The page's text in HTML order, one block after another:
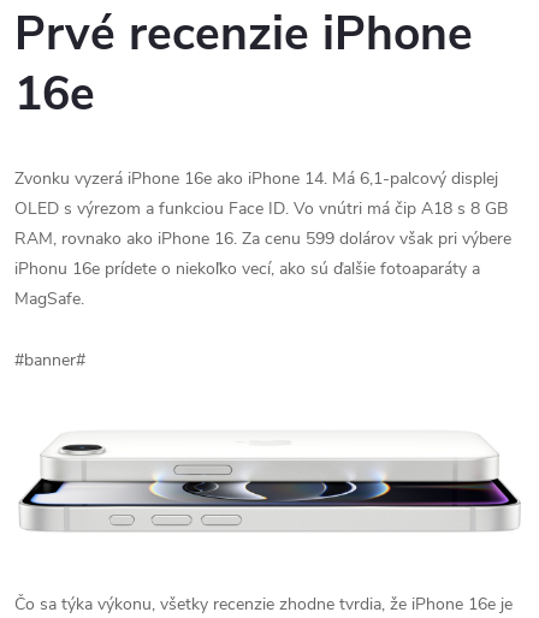
Prvé recenzie iPhone
16e
Zvonku vyzerá iPhone 16e ako iPhone 14. Má 6,1-palcový displej
OLED s výrezom a funkciou Face ID. Vo vnútri má čip A18 s 8 GB
RAM, rovnako ako iPhone 16. Za cenu 599 dolárov však pri výbere
iPhonu 16e prídete o niekoľko vecí, ako sú ďalšie fotoaparáty a
MagSafe.
#banner#
Čo sa týka výkonu, všetky recenzie zhodne tvrdia, že iPhone 16e je